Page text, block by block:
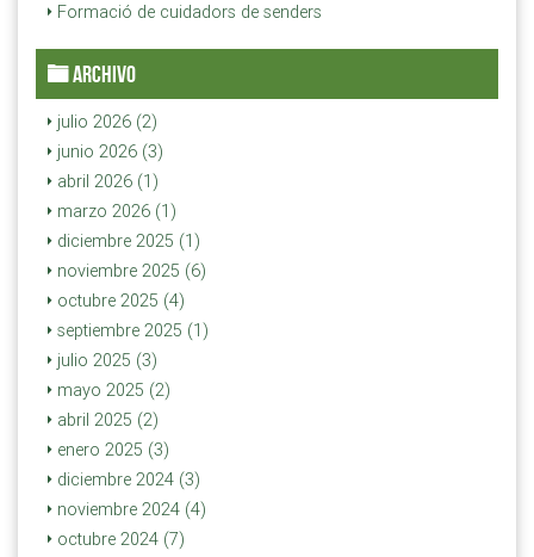
Formació de cuidadors de senders
ARCHIVO
julio 2026 (2)
junio 2026 (3)
abril 2026 (1)
marzo 2026 (1)
diciembre 2025 (1)
noviembre 2025 (6)
octubre 2025 (4)
septiembre 2025 (1)
julio 2025 (3)
mayo 2025 (2)
abril 2025 (2)
enero 2025 (3)
diciembre 2024 (3)
noviembre 2024 (4)
octubre 2024 (7)